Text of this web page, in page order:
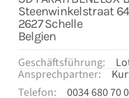
Steenwinkelstraat
2627 Schelle
Belgien
Geschäftsführung:
Ansprechpartner:
Telefon:
0034 680 70